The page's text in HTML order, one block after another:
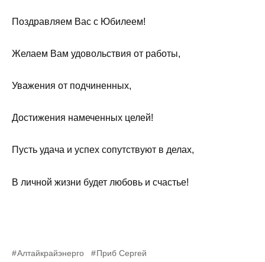
Поздравляем Вас с Юбилеем!
Желаем Вам удовольствия от работы,
Уважения от подчиненных,
Достижения намеченных целей!
Пусть удача и успех сопутствуют в делах,
В личной жизни будет любовь и счастье!
Алтайкрайэнерго Приб Сергей